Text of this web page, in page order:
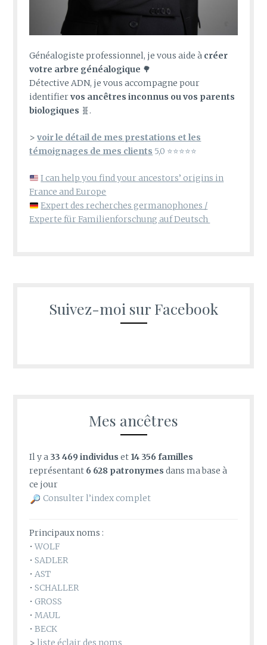
Généalogiste professionnel, je vous aide à créer
votre arbre généalogique 🌳
Détective ADN, je vous accompagne pour
identifiervos ancêtres inconnus ou vos parents
biologiques 🧬.
>voir le détail de mes prestations et les
témoignages de mes clients 5,0 ⭐⭐⭐⭐⭐
I can help you find your ancestors’ origins in
France and Europe
Expert des recherches germanophones /
Experte für Familienforschung auf Deutsch
Suivez-moi sur Facebook
Mes ancêtres
Il y a 33 469 individus et 14 356 familles
représentant 6 628 patronymes dans ma base à
ce jour
Consulter l’index complet
Principaux noms :
•WOLF
•SADLER
•AST
•SCHALLER
•GROSS
•MAUL
•BECK
> liste éclair des noms